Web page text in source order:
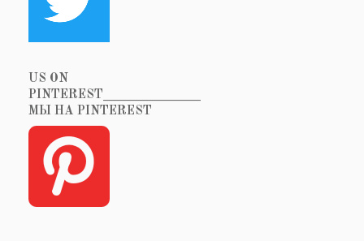
US ON
PINTEREST_______________
МЫ НА PINTEREST